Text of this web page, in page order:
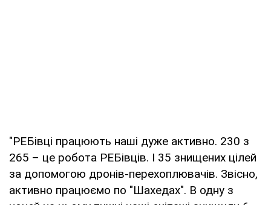
"РЕБівці працюють наші дуже активно. 230 з
265 – це робота РЕБівців. І 35 знищених цілей
за допомогою дронів-перехоплювачів. Звісно,
активно працюємо по "Шахедах". В одну з